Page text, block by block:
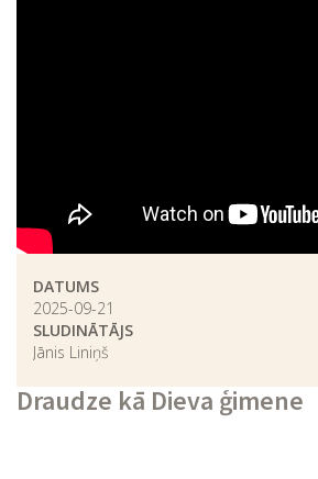
DATUMS
2025-09-21
SLUDINĀTĀJS
Jānis Liniņš
Draudze kā Dieva ģimene